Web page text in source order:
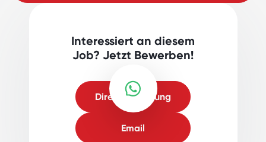
Interessiert an diesem
Job? Jetzt Bewerben!
Direktbewerbung
Email